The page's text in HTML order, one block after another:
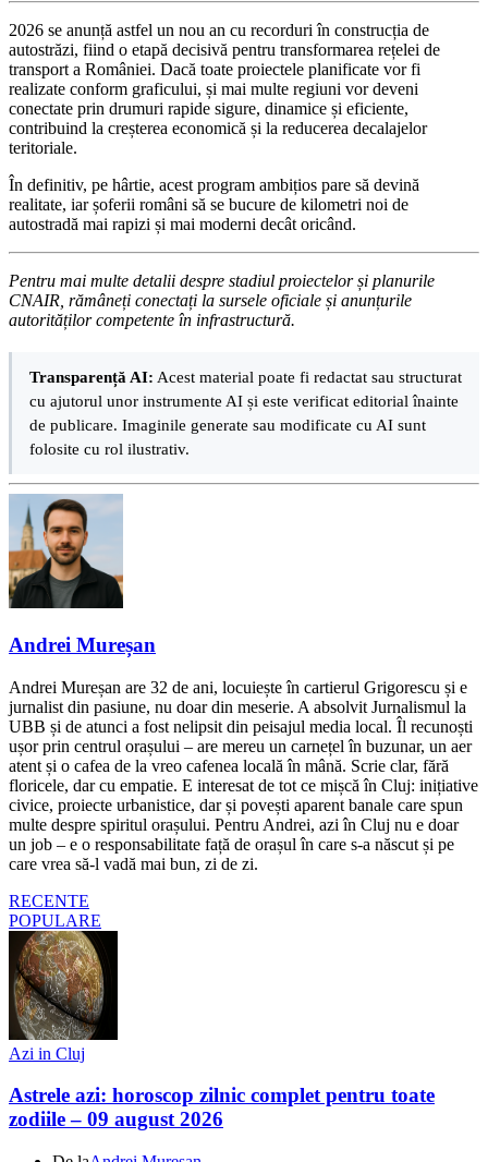
2026 se anunță astfel un nou an cu recorduri în construcția de
autostrăzi, fiind o etapă decisivă pentru transformarea rețelei de
transport a României. Dacă toate proiectele planificate vor fi
realizate conform graficului, și mai multe regiuni vor deveni
conectate prin drumuri rapide sigure, dinamice și eficiente,
contribuind la creșterea economică și la reducerea decalajelor
teritoriale.
În definitiv, pe hârtie, acest program ambițios pare să devină
realitate, iar șoferii români să se bucure de kilometri noi de
autostradă mai rapizi și mai moderni decât oricând.
Pentru mai multe detalii despre stadiul proiectelor și planurile
CNAIR, rămâneți conectați la sursele oficiale și anunțurile
autorităților competente în infrastructură.
Transparență AI: Acest material poate fi redactat sau structurat
cu ajutorul unor instrumente AI și este verificat editorial înainte
de publicare. Imaginile generate sau modificate cu AI sunt
folosite cu rol ilustrativ.
Andrei Mureșan
Andrei Mureșan are 32 de ani, locuiește în cartierul Grigorescu și e
jurnalist din pasiune, nu doar din meserie. A absolvit Jurnalismul la
UBB și de atunci a fost nelipsit din peisajul media local. Îl recunoști
ușor prin centrul orașului – are mereu un carnețel în buzunar, un aer
atent și o cafea de la vreo cafenea locală în mână. Scrie clar, fără
floricele, dar cu empatie. E interesat de tot ce mișcă în Cluj: inițiative
civice, proiecte urbanistice, dar și povești aparent banale care spun
multe despre spiritul orașului. Pentru Andrei, azi în Cluj nu e doar
un job – e o responsabilitate față de orașul în care s-a născut și pe
care vrea să-l vadă mai bun, zi de zi.
RECENTE
POPULARE
Azi in Cluj
Astrele azi: horoscop zilnic complet pentru toate
zodiile – 09 august 2026